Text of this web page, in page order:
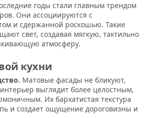
годы стали главным трендом
Они ассоциируются с
и сдержанной роскошью. Такие
свет, создавая мягкую, тактильно
атмосферу.
кухни
Матовые фасады не бликуют,
выглядит более целостным,
Их бархатистая текстура
и создает ощущение дороговизны и